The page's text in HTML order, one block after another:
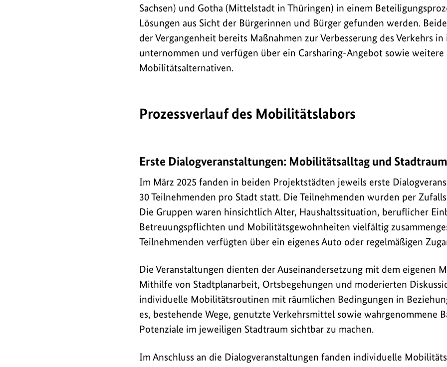
Sachsen) und Gotha (Mittelstadt in Thüringen) in einem
Lösungen aus Sicht der Bürgerinnen und Bürger gefunden werden.
der Vergangenheit bereits Maßnahmen zur Verbesserung des Verkehrs
unternommen und verfügen über ein Carsharing-Angebot sowie weitere
Mobilitätsalternativen.
Prozessverlauf des Mobilitätslabors
Erste Dialogveranstaltungen: Mobilitätsalltag und Stadtraum
Im März 2025 fanden in beiden Projektstädten jeweils erste
30 Teilnehmenden pro Stadt statt. Die Teilnehmenden wurden per
Die Gruppen waren hinsichtlich Alter, Haushaltssituation, beruflicher
Betreuungspflichten und Mobilitätsgewohnheiten vielfältig
Teilnehmenden verfügten über ein eigenes Auto oder regelmäßigen
Die Veranstaltungen dienten der Auseinandersetzung mit dem eigenen
Mithilfe von Stadtplanarbeit, Ortsbegehungen und moderierten
individuelle Mobilitätsroutinen mit räumlichen Bedingungen in
es, bestehende Wege, genutzte Verkehrsmittel sowie wahrgenommene
Potenziale im jeweiligen Stadtraum sichtbar zu machen.
Im Anschluss an die Dialogveranstaltungen fanden individuelle